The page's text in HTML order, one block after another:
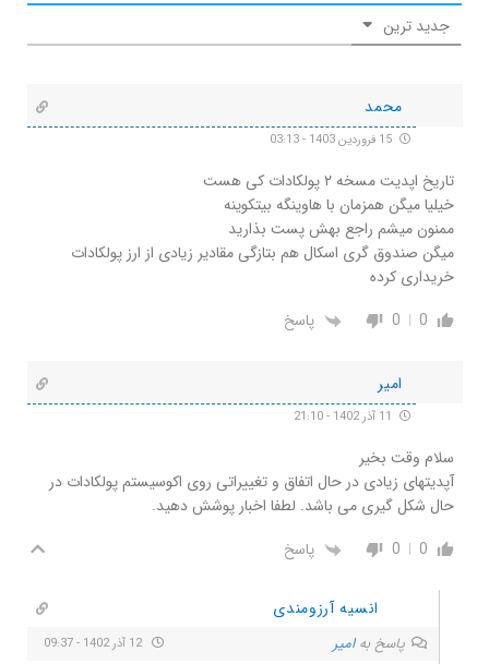
جدید ترین
محمد
تاریخ اپدیت مسخه ۲ پولکادات کی هست
خیلیا میگن همزمان با هاوینگه بیتکوینه
ممنون میشم راجع بهش پست بذارید
میگن صندوق گری اسکال هم بتازگی مقادیر زیادی از ارز پولکادات
خریداری کرده
0
0 پاسخ
امیر
سلام وقت بخیر
آپدیتهای زیادی در حال اتفاق و تغییراتی روی اکوسیستم پولکادات در
حال شکل گیری می باشد. لطفا اخبار پوشش دهید.
0
0 پاسخ
انسیه آرزومندی
پاسخ بهامیر 12 آذر 1402 - 09:37